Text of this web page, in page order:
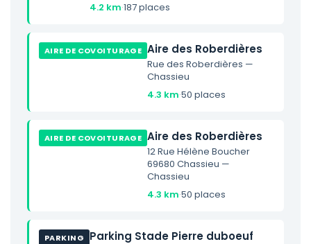
4.2 km·187 places
AIRE DE COVOITURAGE Aire des Roberdières
Rue des Roberdières —
Chassieu
4.3 km·50 places
AIRE DE COVOITURAGE Aire des Roberdières
12 Rue Hélène Boucher
69680 Chassieu —
Chassieu
4.3 km·50 places
PARKING Parking Stade Pierre duboeuf